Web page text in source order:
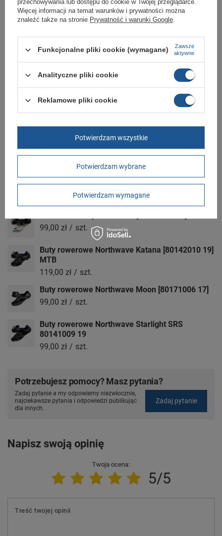
Polska
Zobacz również
Buty rowerowe Northwave Verve SRS [80171018
88]
Buty rowerowe Northwave Eclipse [80191006 19]
99,00 zł / szt.
Buty rowerowe Northwave Starlight SRS
99,00 zł / szt.
Buty rowerowe Northwave Starlight SRS
80141009 53
/ szt.
99,00 zł / szt.
Buty rowerowe Northwave Katana [80142010 19]
MTB
119,00 zł / szt.
Buty rowerowe Northwave Moon [80171006 17]
99,00 zł / szt.
Buty rowerowe Northwave Starlight SRS
80141009 19
99,00 zł / szt.
Potrzebujesz pomocy? Masz pytania?
Zadaj pytanie a my odpowiemy niezwłocznie,
najciekawsze pytania i odpowiedzi publikując
dla innych.
Zadaj pytanie
Napisz swoją opinię
Twoja ocena:
5/5
Treść twojej opinii
przechowywania lub dostępu do cookie w Twojej przeglądarce.
Więcej informacji na temat warunków i prywatności można
znaleźć także na stronie Prywatność i warunki Google.
Funkcjonalne pliki cookie (wymagane)
Zawsze
aktywne
Analityczne pliki cookie
Reklamowe pliki cookie
Potwierdzam wybrane
Potwierdzam wymagane
Potwierdzam wszystkie